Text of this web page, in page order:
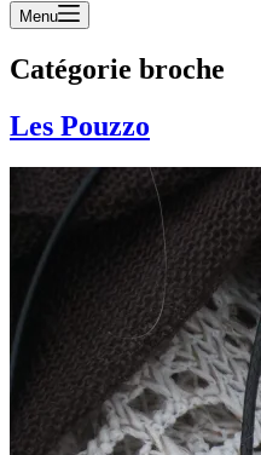
Menu
Catégorie broche
Les Pouzzo